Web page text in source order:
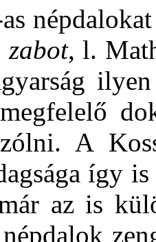
zabot, l.
A
így
az is